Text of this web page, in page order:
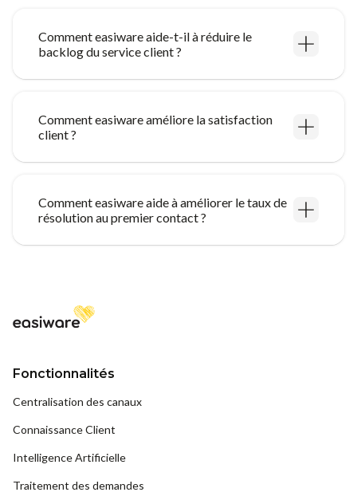
Comment easiware aide-t-il à réduire le
backlog du service client ?
Comment easiware améliore la satisfaction
client ?
Comment easiware aide à améliorer le taux de
résolution au premier contact ?
Fonctionnalités
Centralisation des canaux
Connaissance Client
Intelligence Artificielle
Traitement des demandes